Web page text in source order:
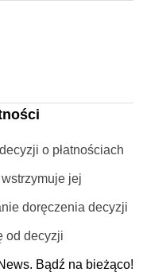
o płatnościach
jej
doręczenia decyzji
od decyzji
Bądź na bieżąco!